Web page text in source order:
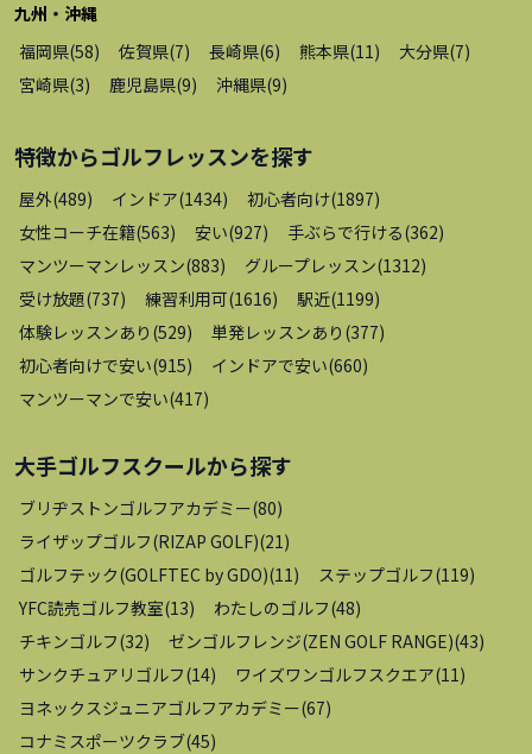
九州・沖縄
福岡県(58) 佐賀県(7) 長崎県(6) 熊本県(11) 大分県(7)
宮崎県(3) 鹿児島県(9) 沖縄県(9)
特徴からゴルフレッスンを探す
屋外(489) インドア(1434) 初心者向け(1897)
女性コーチ在籍(563) 安い(927) 手ぶらで行ける(362)
マンツーマンレッスン(883) グループレッスン(1312)
受け放題(737) 練習利用可(1616) 駅近(1199)
体験レッスンあり (529) 単発レッスンあり (377)
初心者向けで安い(915) インドアで安い(660)
マンツーマンで安い(417)
大手ゴルフスクールから探す
ブリヂストンゴルフアカデミー(80)
ライザップゴルフ(RIZAP GOLF)(21)
ゴルフテック(GOLFTEC by GDO)(11) ステップゴルフ(119)
YFC読売ゴルフ教室(13) わたしのゴルフ(48)
チキンゴルフ(32) ゼンゴルフレンジ(ZEN GOLF RANGE)(43)
サンクチュアリゴルフ(14) ワイズワンゴルフスクエア(11)
ヨネックスジュニアゴルフアカデミー(67)
コナミスポーツクラブ(45)